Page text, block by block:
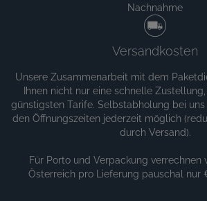
Nachnahme
Versandkosten
Unsere Zusammenarbeit mit dem
Ihnen nicht nur eine schnelle
günstigsten Tarife. Selbstabholung bei
den Öffnungszeiten jederzeit möglich
durch Versand).
Für Porto und Verpackung verrechnen
Österreich pro Lieferung pauschal nur